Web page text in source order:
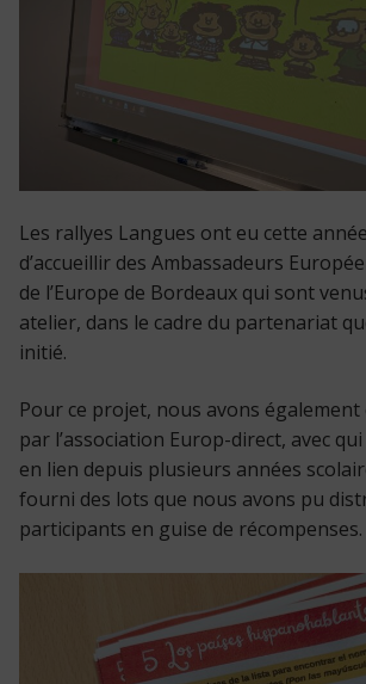
Les rallyes Langues ont eu cette
d’accueillir des Ambassadeurs
de l’Europe de Bordeaux qui sont
atelier, dans le cadre du partenariat
initié.
Pour ce projet, nous avons
par l’association Europ-direct, avec
en lien depuis plusieurs années
fourni des lots que nous avons pu
participants en guise de récompenses.